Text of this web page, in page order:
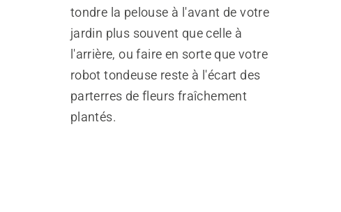
tondre la pelouse à l'avant de votre
jardin plus souvent que celle à
l'arrière, ou faire en sorte que votre
robot tondeuse reste à l'écart des
parterres de fleurs fraîchement
plantés.